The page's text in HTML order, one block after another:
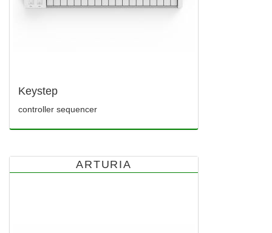
Keystep
controller sequencer
ARTURIA